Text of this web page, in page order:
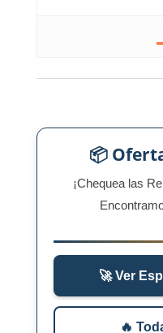
📦
¡Chequea las
🚀 Ver
🔥